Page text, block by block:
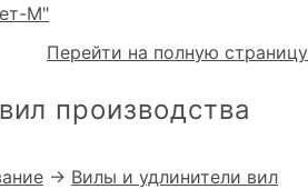
М"
Перейти на полную страницу
производства
→ Вилы и удлинители вил